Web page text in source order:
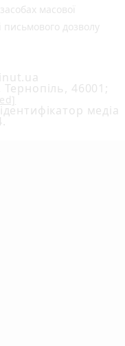
масової
письмового дозволу
46001;
медіа